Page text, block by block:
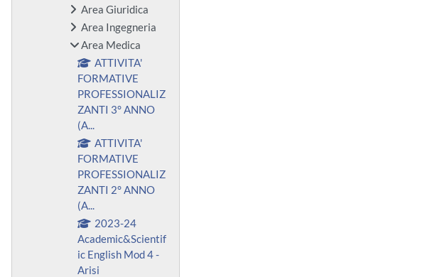
Area Giuridica
Area Ingegneria
Area Medica
ATTIVITA'
FORMATIVE
PROFESSIONALIZ
ZANTI 3° ANNO
(A...
ATTIVITA'
FORMATIVE
PROFESSIONALIZ
ZANTI 2° ANNO
(A...
2023-24
Academic&Scientif
ic English Mod 4 -
Arisi